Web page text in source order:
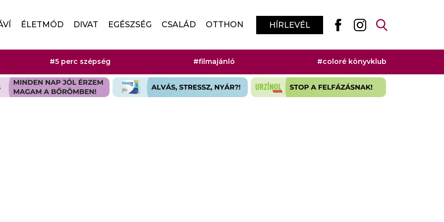
ÉLETMÓD DIVAT EGÉSZSÉG CSALÁD OTTHON HÍRLEVÉL
#5 perc szépség #filmajánló #coloré könyvklub